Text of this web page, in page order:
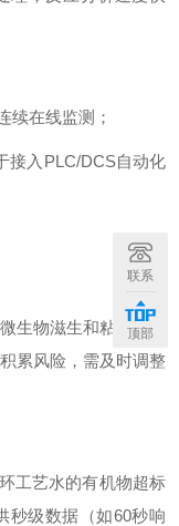
续在线监测；
接入PLC/DCS自动化
生物滋生和粘垢形成
累风险，需及时调整
工艺水的有机物超标
秒级数据（如60秒响
联系
顶部